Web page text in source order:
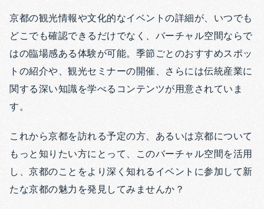
京都の観光情報や文化的なイベントの詳細が、いつでも
どこでも確認できるだけでなく、バーチャル空間ならで
はの臨場感ある体験が可能。季節ごとのおすすめスポッ
トの紹介や、観光セミナーの開催、さらには伝統産業に
関する深い知識を学べるコンテンツが用意されていま
す。
これから京都を訪れる予定の方、あるいは京都について
もっと知りたい方にとって、このバーチャル空間を活用
し、京都のことをより深く知れるイベントに参加して新
たな京都の魅力を発見してみませんか？